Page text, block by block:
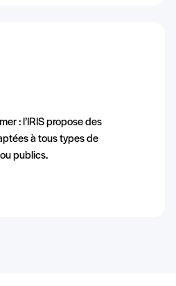
: l’IRIS propose des
à tous types de
publics.